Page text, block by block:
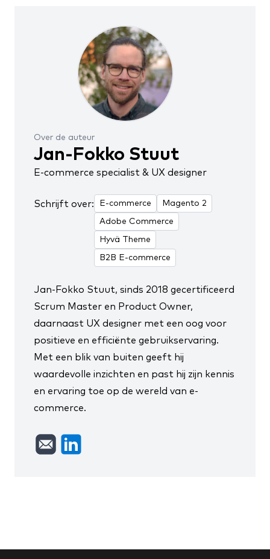
Over de auteur
Jan-Fokko Stuut
E-commerce specialist & UX designer
Schrijft over: E-commerce Magento 2
Adobe Commerce
Hyvä Theme
B2B E-commerce
Jan-Fokko Stuut, sinds 2018 gecertificeerd
Scrum Master en Product Owner,
daarnaast UX designer met een oog voor
positieve en efficiënte gebruikservaring.
Met een blik van buiten geeft hij
waardevolle inzichten en past hij zijn kennis
en ervaring toe op de wereld van e-
commerce.